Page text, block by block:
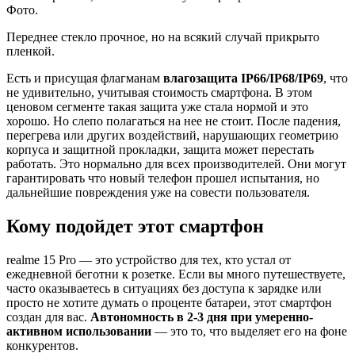
Переднее стекло прочное, но на всякий случай прикрыто
пленкой.
Есть и присущая флагманам влагозащита IP66/IP68/IP69, что
не удивительно, учитывая стоимость смартфона. В этом
ценовом сегменте такая защита уже стала нормой и это
хорошо. Но слепо полагаться на нее не стоит. После падения,
перегрева или других воздействий, нарушающих геометрию
корпуса и защитной прокладки, защита может перестать
работать. Это нормально для всех производителей. Они могут
гарантировать что новый телефон прошел испытания, но
дальнейшие повреждения уже на совести пользователя.
Кому подойдет этот смартфон
realme 15 Pro — это устройство для тех, кто устал от
ежедневной беготни к розетке. Если вы много путешествуете,
часто оказываетесь в ситуациях без доступа к зарядке или
просто не хотите думать о проценте батареи, этот смартфон
создан для вас. Автономность в 2-3 дня при умеренно-
активном использовании — это то, что выделяет его на фоне
конкурентов.